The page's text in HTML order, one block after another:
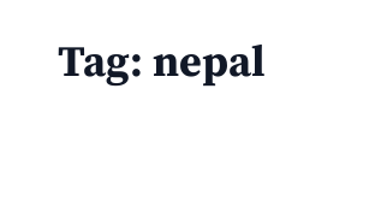
Tag: nepal